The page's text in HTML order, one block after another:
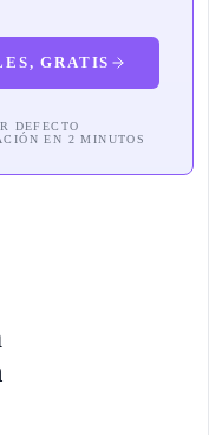
GRATIS
DEFECTO
EN 2 MINUTOS